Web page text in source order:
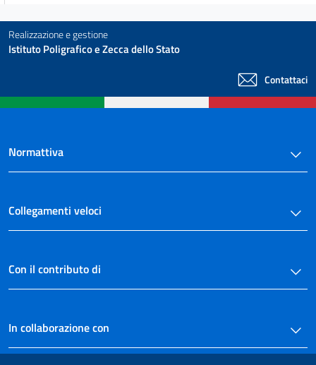
Realizzazione e gestione
Istituto Poligrafico e Zecca dello Stato
Contattaci
Normattiva
Collegamenti veloci
Con il contributo di
In collaborazione con